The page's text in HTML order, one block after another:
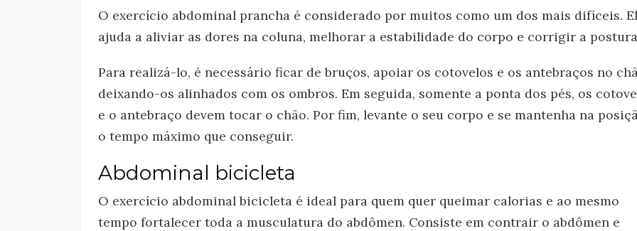
O exercício abdominal prancha é considerado por muitos como um dos mais difíceis.
ajuda a aliviar as dores na coluna, melhorar a estabilidade do corpo e corrigir a
Para realizá-lo, é necessário ficar de bruços, apoiar os cotovelos e os antebraços no
deixando-os alinhados com os ombros. Em seguida, somente a ponta dos pés, os
e o antebraço devem tocar o chão. Por fim, levante o seu corpo e se mantenha na
o tempo máximo que conseguir.
Abdominal bicicleta
O exercício abdominal bicicleta é ideal para quem quer queimar calorias e ao mesmo
tempo fortalecer toda a musculatura do abdômen. Consiste em contrair o abdômen e